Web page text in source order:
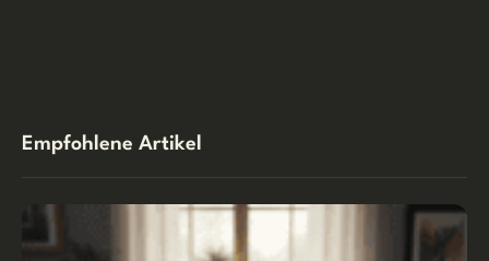
Empfohlene Artikel